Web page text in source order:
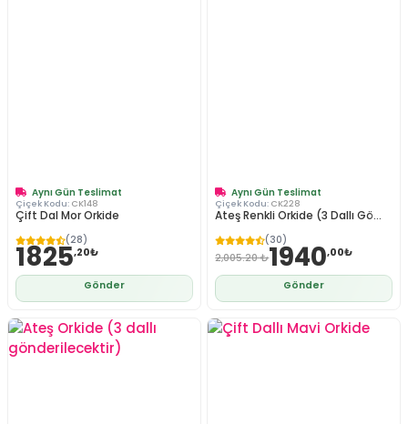
Aynı Gün Teslimat
Çiçek Kodu: CK148
Çift Dal Mor Orkide
(28)
1825,20₺
Gönder
Aynı Gün Teslimat
Çiçek Kodu: CK228
Ateş Renkli Orkide (3 Dallı Gö...
(30)
2,005.20 ₺1940,00₺
Gönder